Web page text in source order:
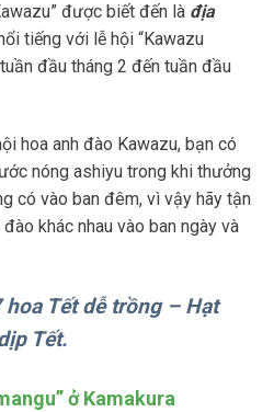
được biết đến là địa
tiếng với lễ hội “Kawazu
đầu tháng 2 đến tuần đầu
hoa anh đào Kawazu, bạn có
nóng ashiyu trong khi thưởng
có vào ban đêm, vì vậy hãy tận
khác nhau vào ban ngày và
hoa Tết dễ trồng – Hạt
Tết.
ở Kamakura